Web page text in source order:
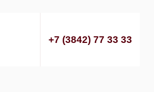
+7 (3842) 77 33 33